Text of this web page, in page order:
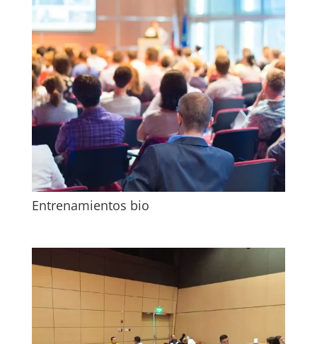
Entrenamientos bio